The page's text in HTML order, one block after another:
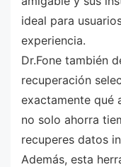
ideal para
experiencia.
Dr.Fone también
recuperación
exactamente qué
no solo ahorra
recuperes datos
Además, esta